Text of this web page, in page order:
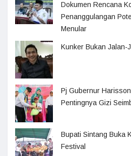
Dokumen Rencana
Penanggulangan
Menular
Kunker Bukan Jalan-
Pj Gubernur
Pentingnya Gizi
Bupati Sintang Buka
Festival